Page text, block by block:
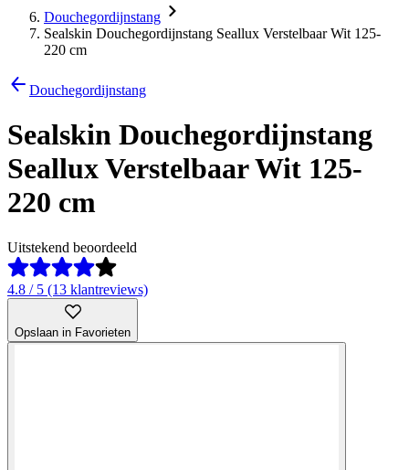
Douchegordijnstang
Sealskin Douchegordijnstang Seallux Verstelbaar Wit 125-
220 cm
Douchegordijnstang
Sealskin Douchegordijnstang
Seallux Verstelbaar Wit 125-
220 cm
Uitstekend beoordeeld
4.8 / 5 (13 klantreviews)
Opslaan in Favorieten